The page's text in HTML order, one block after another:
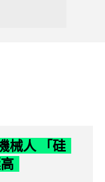
械人 「硅